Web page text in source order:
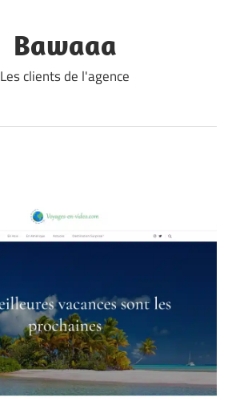
Bawaaa
Les clients de l'agence